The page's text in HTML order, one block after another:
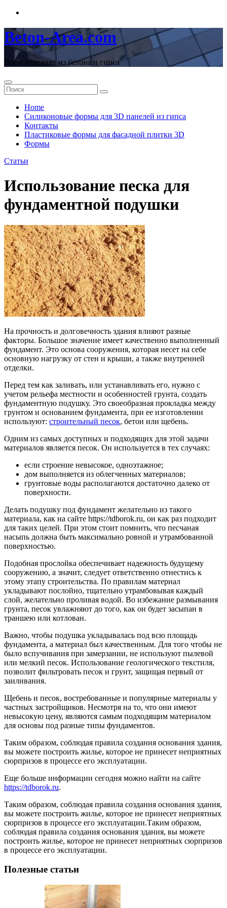
Перейти
содержимому
Beton-Area.com
Все о изделиях из бетона и гипса
Home
Cиликоновые формы для 3D панелей из гипса
Контакты
Пластиковые формы для фасадной плитки 3D
Формы
Статьи
Использование песка для
фундаментной подушки
На прочность и долговечность здания влияют разные
факторы. Большое значение имеет качественно выполненный
фундамент. Это основа сооружения, которая несет на себе
основную нагрузку от стен и крыши, а также внутренней
отделки.
Перед тем как заливать, или устанавливать его, нужно с
учетом рельефа местности и особенностей грунта, создать
фундаментную подушку. Это своеобразная прокладка между
грунтом и основанием фундамента, при ее изготовлении
используют: строительный песок, бетон или щебень.
Одним из самых доступных и подходящих для этой задачи
материалов является песок. Он используется в тех случаях:
если строение невысокое, одноэтажное;
дом выполняется из облегченных материалов;
грунтовые воды располагаются достаточно далеко от
поверхности.
Делать подушку под фундамент желательно из такого
материала, как на сайте https://tdborok.ru, он как раз подходит
для таких целей. При этом стоит помнить, что песчаная
насыпь должна быть максимально ровной и утрамбованной
поверхностью.
Подобная прослойка обеспечивает надежность будущему
сооружению, а значит, следует ответственно отнестись к
этому этапу строительства. По правилам материал
укладывают послойно, тщательно утрамбовывая каждый
слой, желательно проливая водой. Во избежание размывания
грунта, песок увлажняют до того, как он будет засыпан в
траншею или котлован.
Важно, чтобы подушка укладывалась под всю площадь
фундамента, а материал был качественным. Для того чтобы не
было вспучивания при замерзании, не используют пылевой
или мелкий песок. Использование геологического текстиля,
позволит фильтровать песок и грунт, защищая первый от
заиливания.
Щебень и песок, востребованные и популярные материалы у
частных застройщиков. Несмотря на то, что они имеют
невысокую цену, являются самым подходящим материалом
для основы под разные типы фундаментов.
Таким образом, соблюдая правила создания основания здания,
вы можете построить жилье, которое не принесет неприятных
сюрпризов в процессе его эксплуатации.
Еще больше информации сегодня можно найти на сайте
https://tdborok.ru.
Таким образом, соблюдая правила создания основания здания,
вы можете построить жилье, которое не принесет неприятных
сюрпризов в процессе его эксплуатации.Таким образом,
соблюдая правила создания основания здания, вы можете
построить жилье, которое не принесет неприятных сюрпризов
в процессе его эксплуатации.
Полезные статьи